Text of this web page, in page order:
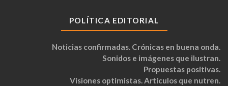
POLÍTICA EDITORIAL
Noticias confirmadas. Crónicas en buena onda.
Sonidos e imágenes que ilustran.
Propuestas positivas.
Visiones optimistas. Artículos que nutren.